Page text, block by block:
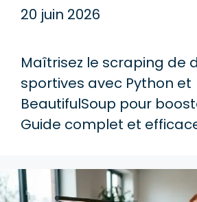
20 juin 2026
Maîtrisez le scraping de
sportives avec Python et
BeautifulSoup pour
Guide complet et